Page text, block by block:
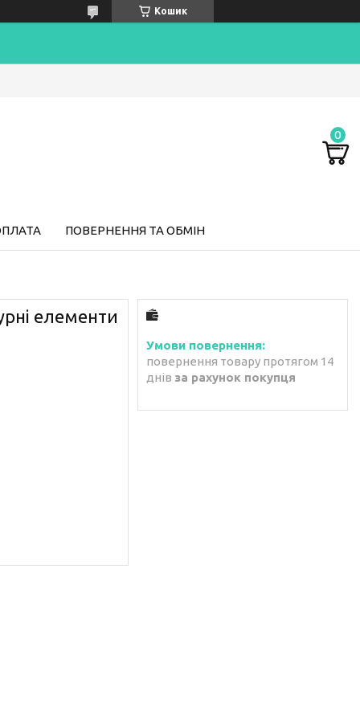
Кошик
ПОВЕРНЕННЯ ТА ОБМІН
елементи
повернення товару протягом 14
днів за рахунок покупця